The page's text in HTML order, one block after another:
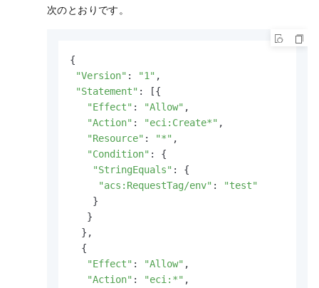
次のとおりです。
{
"Version" : "1" ,
"Statement" : [{
"Effect" : "Allow" ,
"Action" : "eci:Create*" ,
"Resource" : "*" ,
"Condition" : {
"StringEquals" : {
"acs:RequestTag/env" :
"test"
    }
   }
  },
  {
"Effect" : "Allow" ,
"Action" : "eci:*" ,